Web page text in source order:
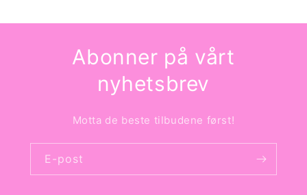
Abonner på vårt
nyhetsbrev
Motta de beste tilbudene først!
E-post